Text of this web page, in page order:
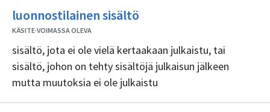
luonnostilainen sisältö
KÄSITE·VOIMASSA OLEVA
sisältö, jota ei ole vielä kertaakaan julkaistu, tai
sisältö, johon on tehty sisältöjä julkaisun jälkeen
mutta muutoksia ei ole julkaistu